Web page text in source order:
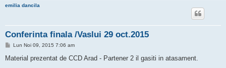
emilia dancila
Conferinta finala /Vaslui 29 oct.2015
M
s
Lun Noi 09, 2015 7:06 am
Material prezentat de CCD Arad - Partener 2 il gasiti in atasament.